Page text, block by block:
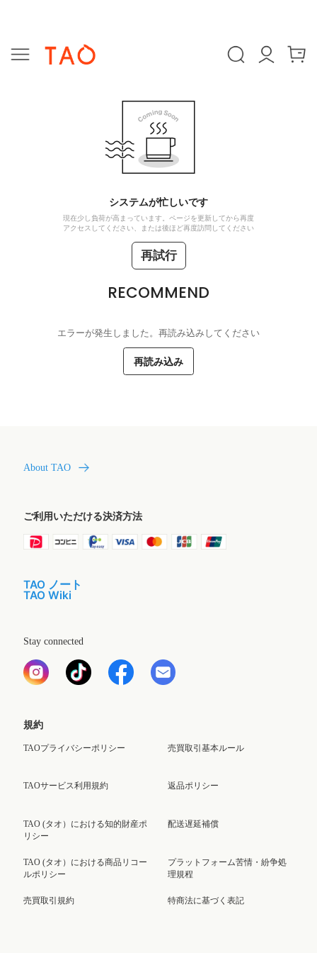
システムが忙しいです
現在少し負荷が高まっています。ページを更新してから再度
アクセスしてください、または後ほど再度訪問してください
再試行
RECOMMEND
エラーが発生しました。再読み込みしてください
再読み込み
About TAO
ご利用いただける決済方法
TAO ノート
TAO Wiki
Stay connected
規約
TAOプライバシーポリシー
TAOサービス利用規約
TAO (タオ）における知的財産ポ
リシー
TAO (タオ）における商品リコー
ルポリシー
売買取引規約
売買取引基本ルール
返品ポリシー
配送遅延補償
プラットフォーム苦情・紛争処
理規程
特商法に基づく表記